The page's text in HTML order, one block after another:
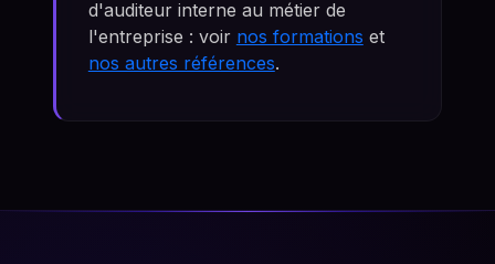
d'auditeur interne au métier de
l'entreprise : voir nos formations et
nos autres références.